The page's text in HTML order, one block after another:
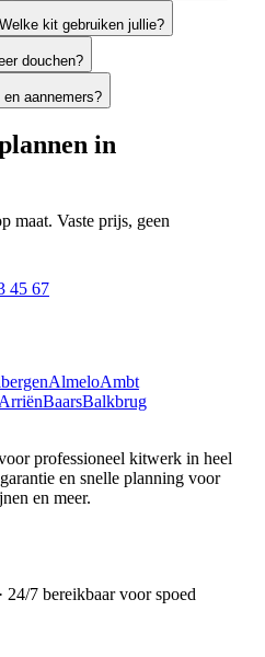
Welke kit gebruiken jullie?
douchen?
aannemers?
in
maat. Vaste prijs, geen
45 67
AlmeloAmbt
ArriënBaarsBalkbrug
professioneel kitwerk in heel
en snelle planning voor
en meer.
7 bereikbaar voor spoed